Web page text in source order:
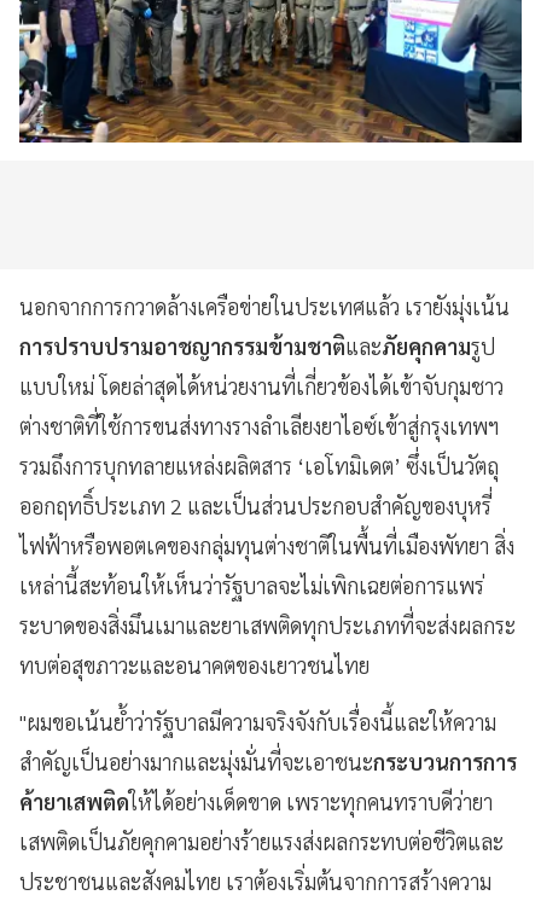
นอกจากการกวาดล้างเครือข่ายในประเทศแล้ว เรายังมุ่งเน้น
การปราบปรามอาชญากรรมข้ามชาติและภัยคุกคามรูป
แบบใหม่ โดยล่าสุดได้หน่วยงานที่เกี่ยวข้องได้เข้าจับกุมชาว
ต่างชาติที่ใช้การขนส่งทางรางลำเลียงยาไอซ์เข้าสู่กรุงเทพฯ
รวมถึงการบุกทลายแหล่งผลิตสาร ‘เอโทมิเดต’ ซึ่งเป็นวัตถุ
ออกฤทธิ์ประเภท 2 และเป็นส่วนประกอบสำคัญของบุหรี่
ไฟฟ้าหรือพอตเคของกลุ่มทุนต่างชาติในพื้นที่เมืองพัทยา สิ่ง
เหล่านี้สะท้อนให้เห็นว่ารัฐบาลจะไม่เพิกเฉยต่อการแพร่
ระบาดของสิ่งมึนเมาและยาเสพติดทุกประเภทที่จะส่งผลกระ
ทบต่อสุขภาวะและอนาคตของเยาวชนไทย
"ผมขอเน้นย้ำว่ารัฐบาลมีความจริงจังกับเรื่องนี้และให้ความ
สำคัญเป็นอย่างมากและมุ่งมั่นที่จะเอาชนะกระบวนการการ
ค้ายาเสพติดให้ได้อย่างเด็ดขาด เพราะทุกคนทราบดีว่ายา
เสพติดเป็นภัยคุกคามอย่างร้ายแรงส่งผลกระทบต่อชีวิตและ
ประชาชนและสังคมไทย เราต้องเริ่มต้นจากการสร้างความ